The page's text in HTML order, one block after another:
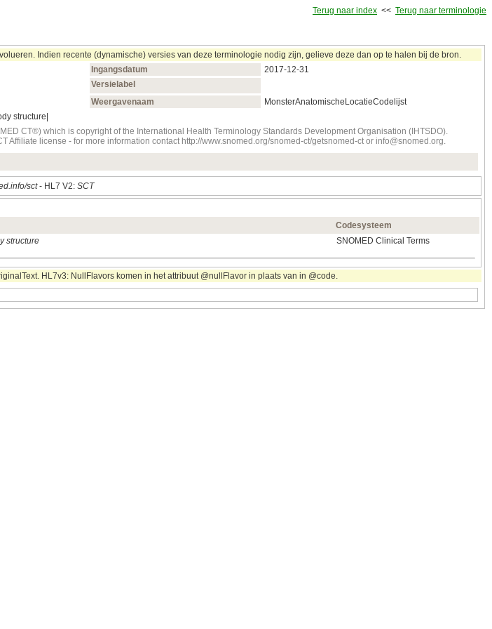
Terug naar index << Terug naar terminologie
Indien recente (dynamische) versies van deze terminologie nodig zijn, gelieve deze dan op te halen bij de bron.
Ingangsdatum
2017‑12‑31
Versielabel
Weergavenaam
MonsterAnatomischeLocatieCodelijst
structure|
CT®) which is copyright of the International Health Terminology Standards Development Organisation (IHTSDO).
Affiliate license - for more information contact http://www.snomed.org/snomed-ct/getsnomed-ct or info@snomed.org.
sct- HL7 V2: SCT
Codesysteem
structure SNOMED Clinical Terms
HL7v3: NullFlavors komen in het attribuut @nullFlavor in plaats van in @code.